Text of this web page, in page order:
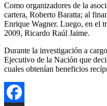
Como organizadores de la
cartera, Roberto Baratta; al
Enrique Wagner. Luego, en el
2009, Ricardo Raúl Jaime.
Durante la investigación a
Ejecutivo de la Nación que
cuales obtenían beneficios